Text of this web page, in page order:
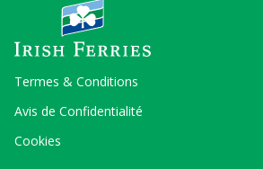
Termes & Conditions
Avis de Confidentialité
Cookies